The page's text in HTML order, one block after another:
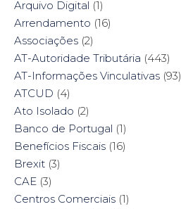
Arquivo Digital (1)
Arrendamento (16)
Associações (2)
AT-Autoridade Tributária (443)
AT-Informações Vinculativas (93)
ATCUD (4)
Ato Isolado (2)
Banco de Portugal (1)
Benefícios Fiscais (16)
Brexit (3)
CAE (3)
Centros Comerciais (1)